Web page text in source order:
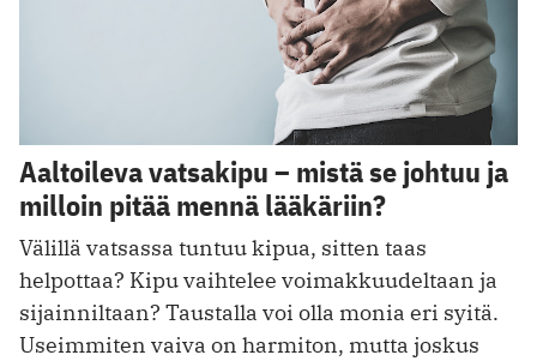
Aaltoileva vatsakipu – mistä se johtuu ja
milloin pitää mennä lääkäriin?
Välillä vatsassa tuntuu kipua, sitten taas
helpottaa? Kipu vaihtelee voimakkuudeltaan ja
sijainniltaan? Taustalla voi olla monia eri syitä.
Useimmiten vaiva on harmiton, mutta joskus